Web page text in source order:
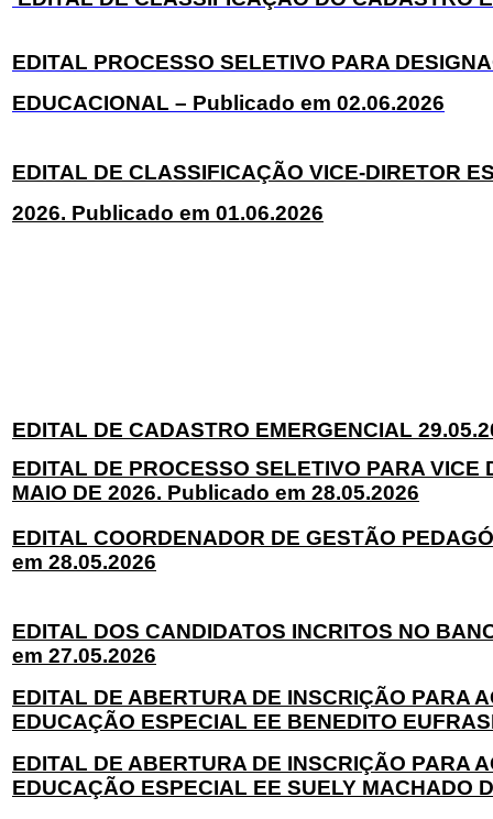
EDITAL PROCESSO SELETIVO PARA
EDUCACIONAL – Publicado em 02.06.2026
EDITAL DE CLASSIFICAÇÃO VICE-DIRETOR
2026. Publicado em 01.06.2026
EDITAL DE CADASTRO EMERGENCIAL
EDITAL DE PROCESSO SELETIVO PARA
MAIO DE 2026. Publicado em 28.05.2026
EDITAL COORDENADOR DE GESTÃO
em 28.05.2026
EDITAL DOS CANDIDATOS INCRITOS NO
em 27.05.2026
EDITAL DE ABERTURA DE INSCRIÇÃO PARA
EDUCAÇÃO ESPECIAL EE BENEDITO
EDITAL DE ABERTURA DE INSCRIÇÃO PARA
EDUCAÇÃO ESPECIAL EE SUELY MACHADO